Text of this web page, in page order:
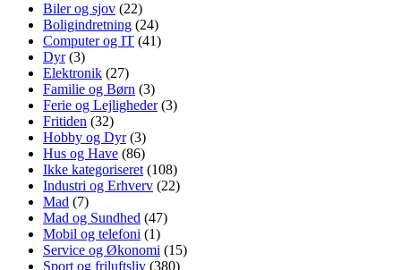
Biler og sjov (22)
Boligindretning (24)
Computer og IT (41)
Dyr(3)
Elektronik (27)
Familie og Børn (3)
Ferie og Lejligheder(3)
Fritiden (32)
Hobby og Dyr(3)
Hus og Have (86)
Ikke kategoriseret (108)
Industri og Erhverv (22)
Mad (7)
Mad og Sundhed (47)
Mobil og telefoni (1)
Service og Økonomi (15)
Sport og friluftsliv (380)